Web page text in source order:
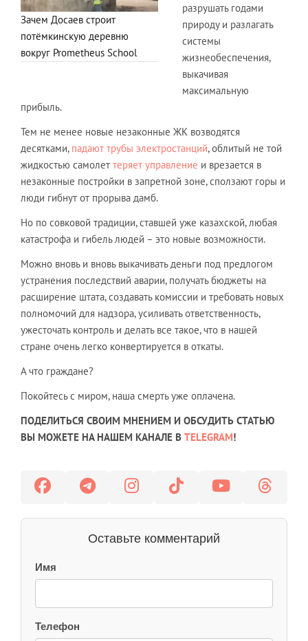
Зачем Досаев строит
потёмкинскую деревню
вокруг Prometheus School
разрушать годами
природу и разлагать
системы
жизнеобеспечения,
выкачивая
максимальную
прибыль.
Тем не менее новые незаконные ЖК возводятся
десятками, падают трубы электростанций, облитый не той
жидкостью самолет теряет управление и врезается в
незаконные постройки в запретной зоне, сползают горы и
люди гибнут от прорыва дамб.
Но по совковой традиции, ставшей уже казахской, любая
катастрофа и гибель людей – это новые возможности.
Можно вновь и вновь выкачивать деньги под предлогом
устранения последствий аварии, получать бюджеты на
расширение штата, создавать комиссии и требовать новых
полномочий для надзора, усиливать ответственность,
ужесточать контроль и делать все такое, что в нашей
стране очень легко конвертируется в откаты.
А что граждане?
Покойтесь с миром, наша смерть уже оплачена.
ПОДЕЛИТЬСЯ СВОИМ МНЕНИЕМ И ОБСУДИТЬ СТАТЬЮ
ВЫ МОЖЕТЕ НА НАШЕМ КАНАЛЕ В TELEGRAM!
Оставьте комментарий
Имя
Телефон